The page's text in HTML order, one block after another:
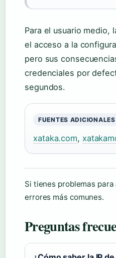
Para el usuario
el acceso a la
pero sus
credenciales por
segundos.
FUENTES ADICIONALES
xataka.com,
Si tienes problemas
errores más comunes.
Preguntas